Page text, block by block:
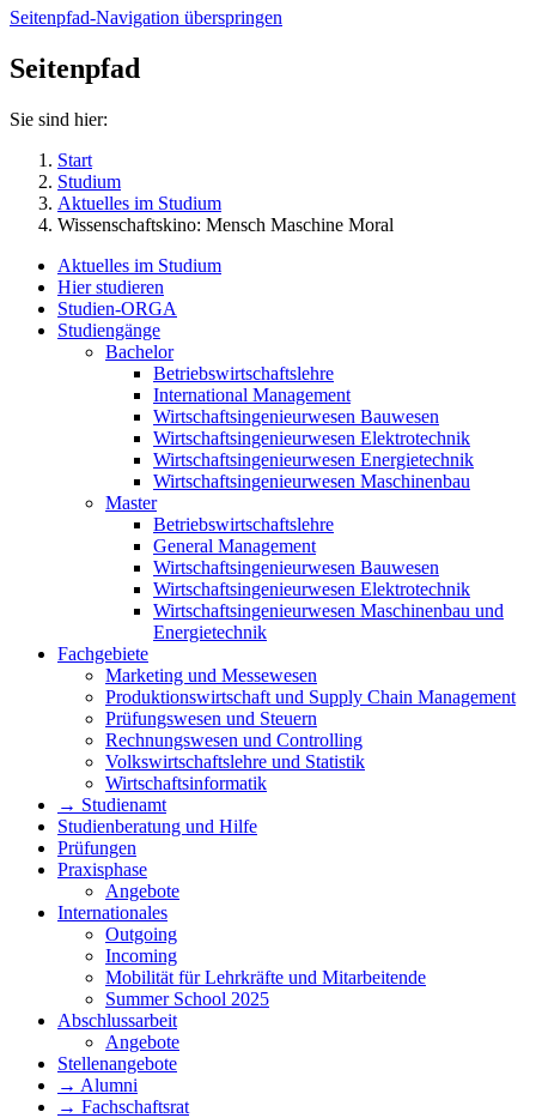
Seitenpfad-Navigation überspringen
Seitenpfad
Sie sind hier:
Start
Studium
Aktuelles im Studium
Wissenschaftskino: Mensch Maschine Moral
Aktuelles im Studium
Hier studieren
Studien-ORGA
Studiengänge
Bachelor
Betriebswirtschaftslehre
International Management
Wirtschaftsingenieurwesen Bauwesen
Wirtschaftsingenieurwesen Elektrotechnik
Wirtschaftsingenieurwesen Energietechnik
Wirtschaftsingenieurwesen Maschinenbau
Master
Betriebswirtschaftslehre
General Management
Wirtschaftsingenieurwesen Bauwesen
Wirtschaftsingenieurwesen Elektrotechnik
Wirtschaftsingenieurwesen Maschinenbau und
Energietechnik
Fachgebiete
Marketing und Messewesen
Produktionswirtschaft und Supply Chain Management
Prüfungswesen und Steuern
Rechnungswesen und Controlling
Volkswirtschaftslehre und Statistik
Wirtschaftsinformatik
→ Studienamt
Studienberatung und Hilfe
Prüfungen
Praxisphase
Angebote
Internationales
Outgoing
Incoming
Mobilität für Lehrkräfte und Mitarbeitende
Summer School 2025
Abschlussarbeit
Angebote
Stellenangebote
→ Alumni
→ Fachschaftsrat